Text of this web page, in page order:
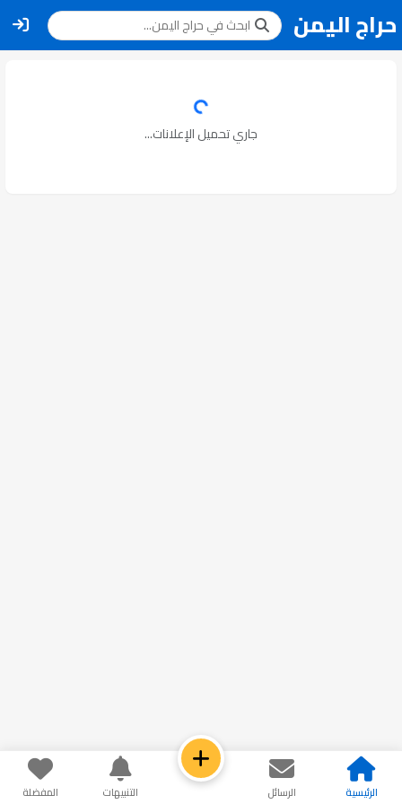
حراج اليمن
جاري تحميل الإعلانات...
الرئيسية الرسائل التنبيهات المفضلة